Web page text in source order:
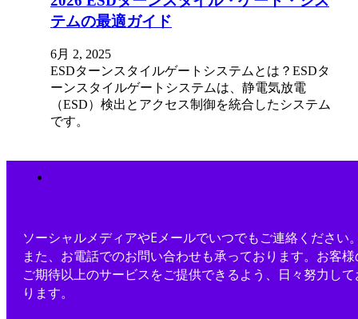
テムの最適ガイド
6月 2, 2025
ESDターンスタイルゲートシステムとは？ESDタ
ーンスタイルゲートシステムは、静電気放電
（ESD）検出とアクセス制御を統合したシステム
です。
ソーシャルメディアやEメールでいつでもご連絡ください
また、お電話でのお問い合わせも承っております。お客様
ご期待以上のサービスをご提供できるよう、日々努力して
ります。